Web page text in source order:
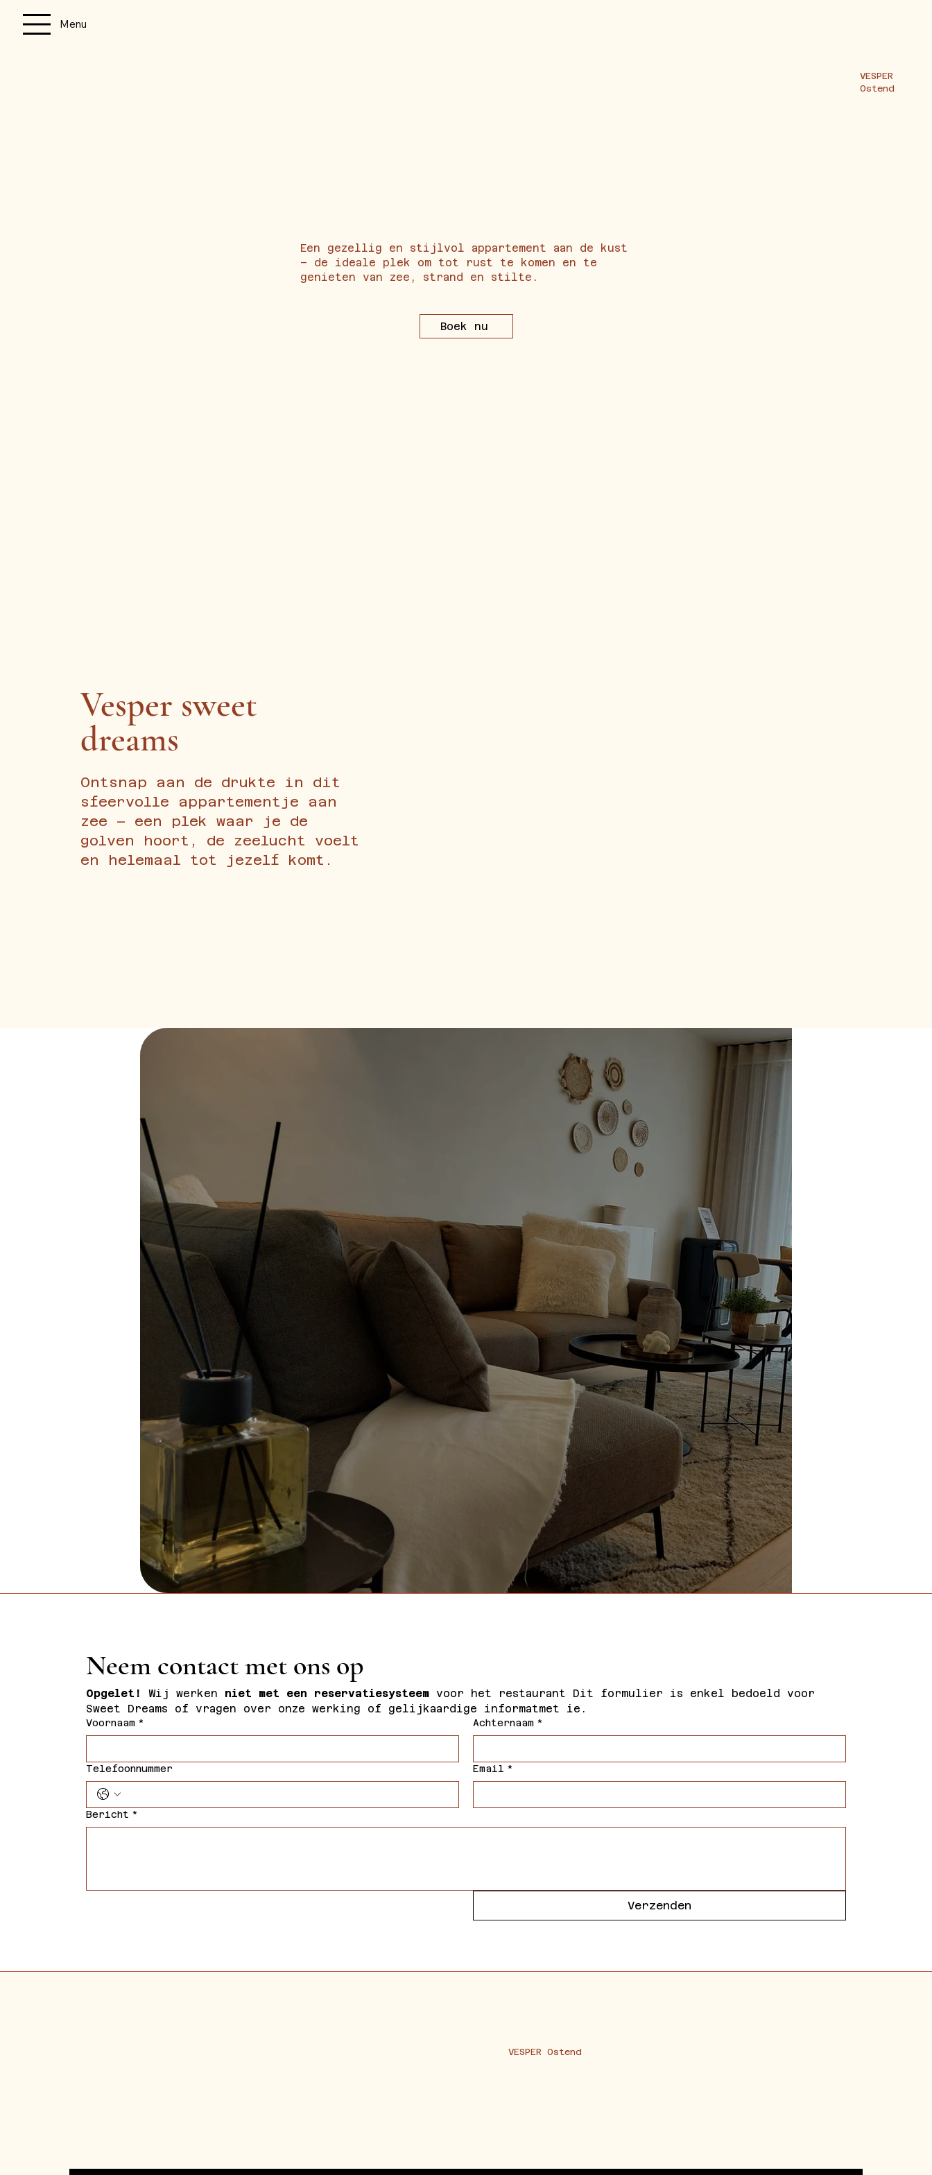
VESPER
Ostend
Boek nu
Een gezellig en stijlvol appartement aan de kust
– de ideale plek om tot rust te komen en te
genieten van zee, strand en stilte.
Menu
Vesper sweet
dreams
Ontsnap aan de drukte in dit
sfeervolle appartementje aan
zee – een plek waar je de
golven hoort, de zeelucht voelt
en helemaal tot jezelf komt.
Neem contact met ons op
Opgelet! Wij werken niet met een reservatiesysteem voor het restaurant Dit formulier is enkel bedoeld voor
Sweet Dreams of vragen over onze werking of gelijkaardige informatmet ie.
Voornaam * Achternaam *
Telefoonnummer Email *
Bericht *
Verzenden
VESPER Ostend